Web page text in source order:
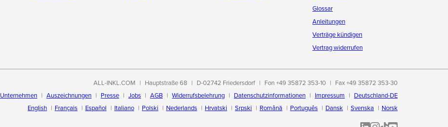
Glossar
Anleitungen
Verträge kündigen
Vertrag widerrufen
ALL-INKL.COM Hauptstraße 68 D-02742 Friedersdorf Fon +49 35872 353-10
Fax +49 35872 353-30
Unternehmen
Auszeichnungen Presse Jobs AGB Widerrufsbelehrung Datenschutzinformationen Impressum
Deutschland-DE
English
Français Español Italiano Polski Nederlands Hrvatski Srpski Română Português Dansk Svenska Norsk